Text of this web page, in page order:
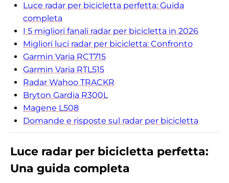
Luce radar per bicicletta perfetta: Guida
completa
I 5 migliori fanali radar per bicicletta in 2026
Migliori luci radar per bicicletta: Confronto
Garmin Varia RCT715
Garmin Varia RTL515
Radar Wahoo TRACKR
Bryton Gardia R300L
Magene L508
Domande e risposte sul radar per bicicletta
Luce radar per bicicletta perfetta:
Una guida completa